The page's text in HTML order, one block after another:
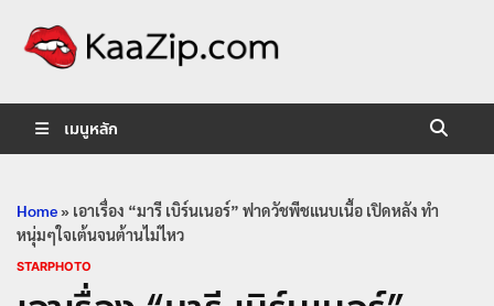
เมนูหลัก
Home» เอาเรื่อง “มารี เบิร์นเนอร์” ฟาดวัชพีชแนบเนื้อ เปิดหลัง ทำ
หนุ่มๆใจเต้นจนต้านไม่ไหว
STARPHOTO